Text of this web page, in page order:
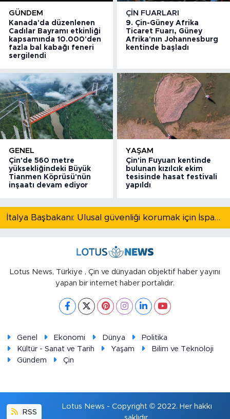
GÜNDEM
Kanada'da düzenlenen
Cadılar Bayramı etkinliği
kapsamında 10.000'den
fazla bal kabağı feneri
sergilendi
ÇIN FUARLARI
9. Çin-Güney Afrika
Ticaret Fuarı, Güney
Afrika'nın Johannesburg
kentinde başladı
GENEL
Çin'de 560 metre
yüksekliğindeki Büyük
Tianmen Köprüsü'nün
inşaatı devam ediyor
YAŞAM
Çin'in Fuyuan kentinde
bulunan kızılcık ekim
tesisinde hasat festivali
yapıldı
İtalya Başbakanı: Ulusal güvenliği korumak için İspanya ile Schengen kapsamındaki serbest dolaşımı askıya alıyoruz
Lotus News, Türkiye , Çin ve dünyadan objektif haber yayını
yapan bir internet haber portalıdır.
Genel Ekonomi Dünya
Politika
Kültür - Sanat ve Tarih
Yaşam
Bilim ve Teknoloji
Gündem
Çin
RSS
Lotus News - Copyright © 2022. Her hakkı